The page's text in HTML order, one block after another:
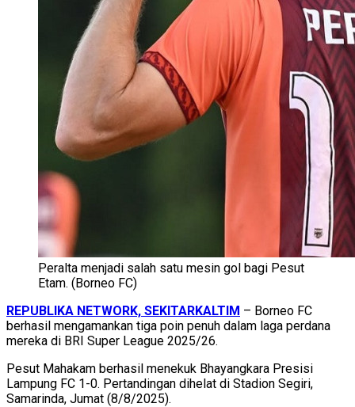
Peralta menjadi salah satu mesin gol bagi Pesut
Etam. (Borneo FC)
REPUBLIKA NETWORK, SEKITARKALTIM – Borneo FC
berhasil mengamankan tiga poin penuh dalam laga perdana
mereka di BRI Super League 2025/26.
Pesut Mahakam berhasil menekuk Bhayangkara Presisi
Lampung FC 1-0. Pertandingan dihelat di Stadion Segiri,
Samarinda, Jumat (8/8/2025).